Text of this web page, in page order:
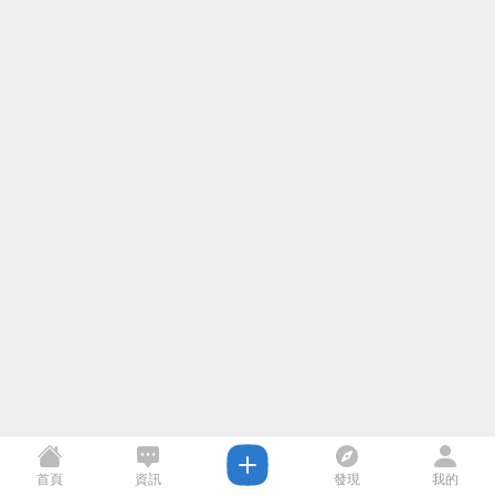
首頁 資訊 發現 我的